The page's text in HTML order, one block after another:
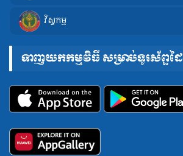
វិស្វកម្ម
ទាញយកកម្មវិធី សម្រាប់ទូរស័ព្ទដៃ